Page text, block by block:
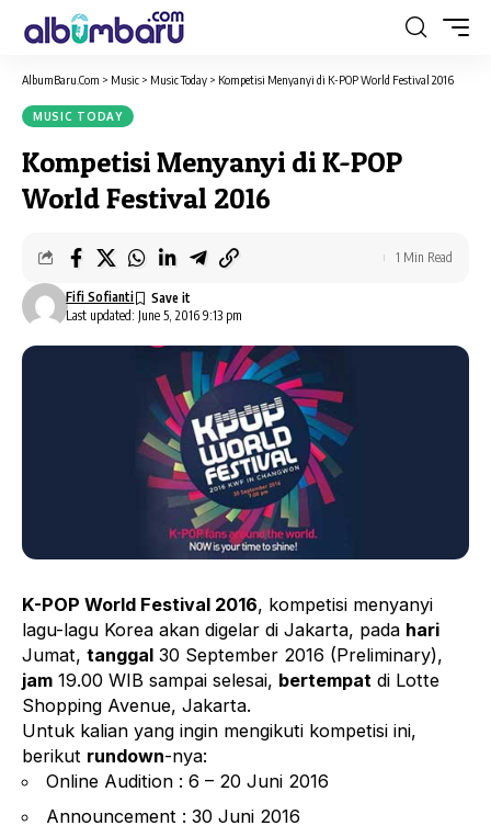
AlbumBaru.Com > Music > Music Today > Kompetisi Menyanyi di K-POP World Festival 2016
MUSIC TODAY
Kompetisi Menyanyi di K-POP
World Festival 2016
Last updated: June 5, 2016 9:13 pm
Fifi Sofianti
1 Min Read
K-POP World Festival 2016, kompetisi menyanyi
lagu-lagu Korea akan digelar di Jakarta, pada hari
Jumat, tanggal 30 September 2016 (Preliminary),
jam 19.00 WIB sampai selesai, bertempat di Lotte
Shopping Avenue, Jakarta.
Untuk kalian yang ingin mengikuti kompetisi ini,
berikut rundown-nya:
Online Audition : 6 – 20 Juni 2016
Announcement : 30 Juni 2016